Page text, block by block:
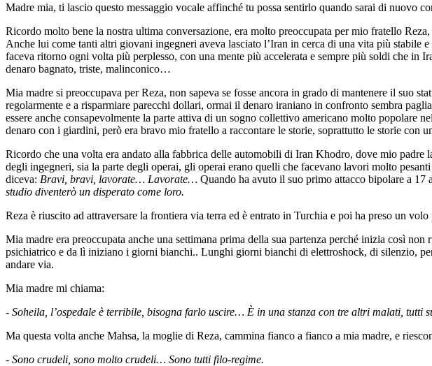
Madre mia, ti lascio questo messaggio vocale affinché tu possa sentirlo quando sarai di nuovo
Ricordo molto bene la nostra ultima conversazione, era molto preoccupata per mio fratello
Anche lui come tanti altri giovani ingegneri aveva lasciato l’Iran in cerca di una vita più stabile
faceva ritorno ogni volta più perplesso, con una mente più accelerata e sempre più soldi che in
denaro bagnato, triste, malinconico…
Mia madre si preoccupava per Reza, non sapeva se fosse ancora in grado di mantenere il suo
regolarmente e a risparmiare parecchi dollari, ormai il denaro iraniano in confronto sembra
essere anche consapevolmente la parte attiva di un sogno collettivo americano molto
denaro con i giardini, però era bravo mio fratello a raccontare le storie, soprattutto le storie con
Ricordo che una volta era andato alla fabbrica delle automobili di Iran Khodro, dove mio padre
degli ingegneri, sia la parte degli operai, gli operai erano quelli che facevano lavori molto
diceva: Bravi, bravi, lavorate… Lavorate… Quando ha avuto il suo primo attacco bipolare a 17
studio diventerò un disperato come loro.
Reza è riuscito ad attraversare la frontiera via terra ed è entrato in Turchia e poi ha preso un
Mia madre era preoccupata anche una settimana prima della sua partenza perché inizia così
psichiatrico e da lì iniziano i giorni bianchi.. Lunghi giorni bianchi di elettroshock, di silenzio,
andare via.
Mia madre mi chiama:
- Soheila, l’ospedale è terribile, bisogna farlo uscire… È in una stanza con tre altri malati, tutti
Ma questa volta anche Mahsa, la moglie di Reza, cammina fianco a fianco a mia madre, e
- Sono crudeli, sono molto crudeli… Sono tutti filo-regime.